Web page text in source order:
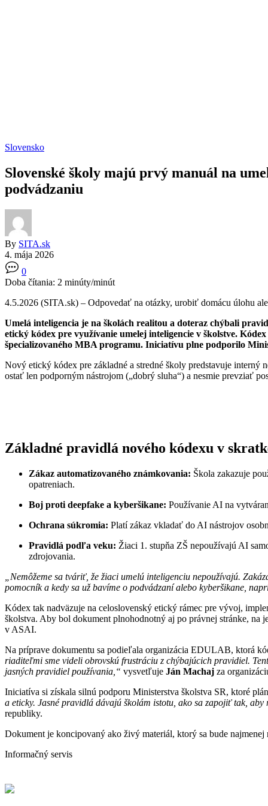
Slovensko
Slovenské školy majú prvý manuál na
podvádzaniu
By SITA.sk
4. mája 2026
0
Doba čítania: 2 minúty/minút
4.5.2026 (SITA.sk) – Odpovedať na otázky, urobiť domácu úlohu
Umelá inteligencia je na školách realitou a doteraz chýbali
etický kódex pre využívanie umelej inteligencie v školstve.
špecializovaného MBA programu. Iniciatívu plne podporilo
Nový etický kódex pre základné a stredné školy predstavuje
ostať len podporným nástrojom („dobrý sluha“) a nesmie prevziať
Základné pravidlá nového kódexu v
Zákaz automatizovaného známkovania: Škola zakazuje
opatreniach.
Boj proti deepfake a kyberšikane: Používanie AI na
Ochrana súkromia: Platí zákaz vkladať do AI nástrojov
Pravidlá podľa veku: Žiaci 1. stupňa ZŠ nepoužívajú AI
zdrojovania.
„Nemôžeme sa tváriť, že žiaci umelú inteligenciu nepoužívajú.
pomocník a kedy sa už bavíme o podvádzaní alebo kyberšikane,
Kódex tak nadväzuje na celoslovenský etický rámec pre vývoj,
školstva. Aby bol dokument plnohodnotný aj po právnej stránke, na
v ASAI.
Na príprave dokumentu sa podieľala organizácia EDULAB, ktorá
riaditeľmi sme videli obrovskú frustráciu z chýbajúcich pravidiel.
jasných pravidiel používania,“ vysvetľuje Ján Machaj za
Iniciatíva si získala silnú podporu Ministerstva školstva SR, ktoré
a eticky. Jasné pravidlá dávajú školám istotu, ako sa zapojiť tak,
republiky.
Dokument je koncipovaný ako živý materiál, ktorý sa bude
Informačný servis